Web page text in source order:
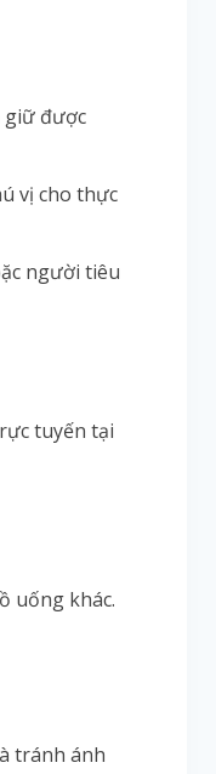
giữ được
vị cho thực
người tiêu
tuyến tại
uống khác.
tránh ánh